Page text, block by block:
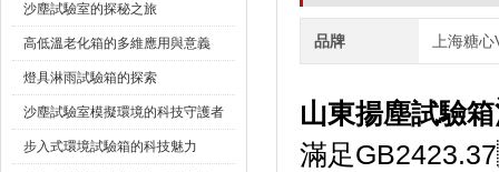
沙塵試驗室的探秘之旅
高低溫老化箱的多維應用與意義
燈具淋雨試驗箱的探索
沙塵試驗室模擬環境的科技守護者
步入式環境試驗箱的科技魅力
品牌 上海糖
山東揚塵試驗箱
滿足